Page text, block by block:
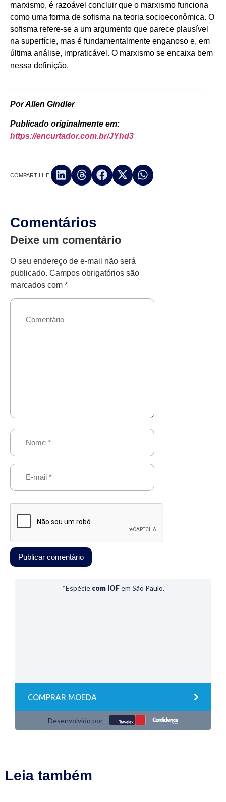
marxismo, é razoável concluir que o marxismo funciona
como uma forma de sofisma na teoria socioeconômica. O
sofisma refere-se a um argumento que parece plausível
na superfície, mas é fundamentalmente enganoso e, em
última análise, impraticável. O marxismo se encaixa bem
nessa definição.
Por Allen Gindler
Publicado originalmente em:
https://encurtador.com.br/JYhd3
COMPARTILHE:
Comentários
Deixe um comentário
O seu endereço de e-mail não será
publicado. Campos obrigatórios são
marcados com *
Leia também